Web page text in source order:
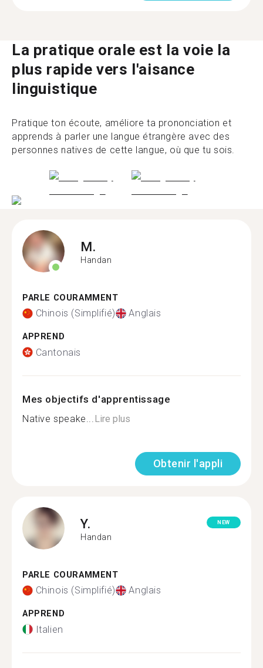
La pratique orale est la voie la
plus rapide vers l'aisance
linguistique
Pratique ton écoute, améliore ta prononciation et
apprends à parler une langue étrangère avec des
personnes natives de cette langue, où que tu sois.
M.
Handan
PARLE COURAMMENT
Chinois (Simplifié) Anglais
APPREND
Cantonais
Mes objectifs d'apprentissage
Native speake... Lire plus
Obtenir l'appli
Y.
Handan
NEW
PARLE COURAMMENT
Chinois (Simplifié) Anglais
APPREND
Italien